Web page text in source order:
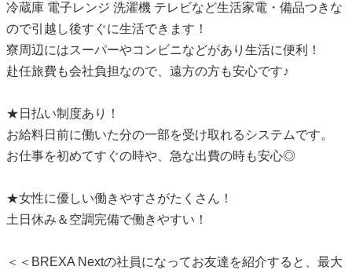
冷蔵庫 電子レンジ 洗濯機 テレビなど生活家電・備品つきな
ので引越し後すぐに生活できます！
寮周辺にはスーパーやコンビニなどがあり生活に便利！
赴任旅費も会社負担なので、遠方の方も安心です♪
★日払い制度あり！
お給料日前に働いた分の一部を受け取れるシステムです。
お仕事を初めてすぐの時や、急な出費の時も安心◎
★女性に優しい働きやすさがたくさん！
土日休み＆空調完備で働きやすい！
＜＜BREXA Nextの社員になってお友達を紹介すると、最大